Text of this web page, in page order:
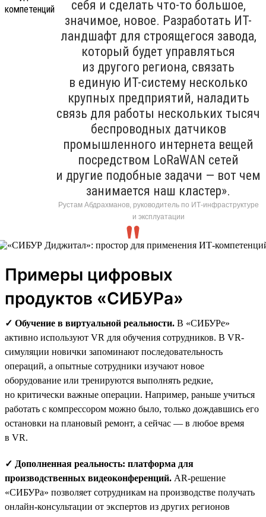
себя и сделать что-то большое,
значимое, новое. Разработать ИТ-
ландшафт для строящегося завода,
который будет управляться
из другого региона, связать
в единую ИТ-систему несколько
крупных предприятий, наладить
связь для работы нескольких тысяч
беспроводных датчиков
промышленного интернета вещей
посредством LoRaWAN сетей
и другие подобные задачи — вот чем
занимается наш кластер».
Рустам Абдрахманов, руководитель по ИТ-инфраструктуре
и эксплуатации
Примеры цифровых
продуктов «СИБУРа»
✓ Обучение в виртуальной реальности. В «СИБУРе»
активно используют VR для обучения сотрудников. В VR-
симуляции новички запоминают последовательность
операций, а опытные сотрудники изучают новое
оборудование или тренируются выполнять редкие,
но критически важные операции. Например, раньше учиться
работать с компрессором можно было, только дождавшись его
остановки на плановый ремонт, а сейчас — в любое время
в VR.
✓ Дополненная реальность: платформа для
производственных видеоконференций. AR-решение
«СИБУРа» позволяет сотрудникам на производстве получать
онлайн-консультации от экспертов из других регионов